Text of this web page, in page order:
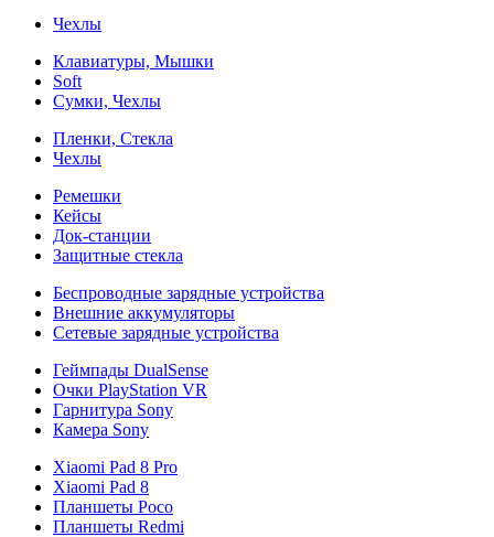
Чехлы
Клавиатуры, Мышки
Soft
Сумки, Чехлы
Пленки, Стекла
Чехлы
Ремешки
Кейсы
Док-станции
Защитные стекла
Беспроводные зарядные устройства
Внешние аккумуляторы
Сетевые зарядные устройства
Геймпады DualSense
Очки PlayStation VR
Гарнитура Sony
Камера Sony
Xiaomi Pad 8 Pro
Xiaomi Pad 8
Планшеты Poco
Планшеты Redmi